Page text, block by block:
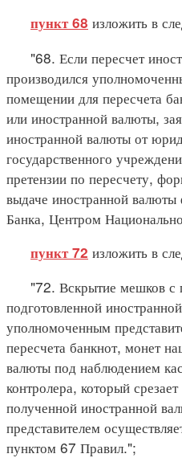
пункт 68 изложить в
"68. Если пересчет
производился
помещении для пересчета
или иностранной валюты,
иностранной валюты от
государственного
претензии по пересчету,
выдаче иностранной
Банка, Центром
пункт 72 изложить в
"72. Вскрытие мешков с
подготовленной
уполномоченным
пересчета банкнот, монет
валюты под наблюдением
контролера, который
полученной иностранной
представителем
пунктом 67 Правил.";